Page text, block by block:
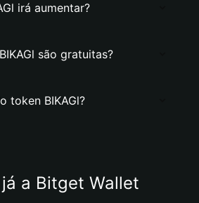
irá aumentar?
são gratuitas?
token BIKAGl?
a Bitget Wallet